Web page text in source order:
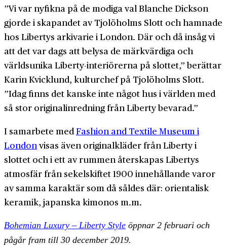
”Vi var nyfikna på de modiga val Blanche Dickson
gjorde i skapandet av Tjolöholms Slott och hamnade
hos Libertys arkivarie i London. Där och då insåg vi
att det var dags att belysa de märkvärdiga och
världsunika Liberty-interiörerna på slottet,” berättar
Karin Kvicklund, kulturchef på Tjolöholms Slott.
”Idag finns det kanske inte något hus i världen med
så stor originalinredning från Liberty bevarad.”
I samarbete med Fashion and Textile Museum i
London visas även originalkläder från Liberty i
slottet och i ett av rummen återskapas Libertys
atmosfär från sekelskiftet 1900 innehållande varor
av samma karaktär som då såldes där: orientalisk
keramik, japanska kimonos m.m.
Bohemian Luxury – Liberty Style öppnar 2 februari och
pågår fram till 30 december 2019.